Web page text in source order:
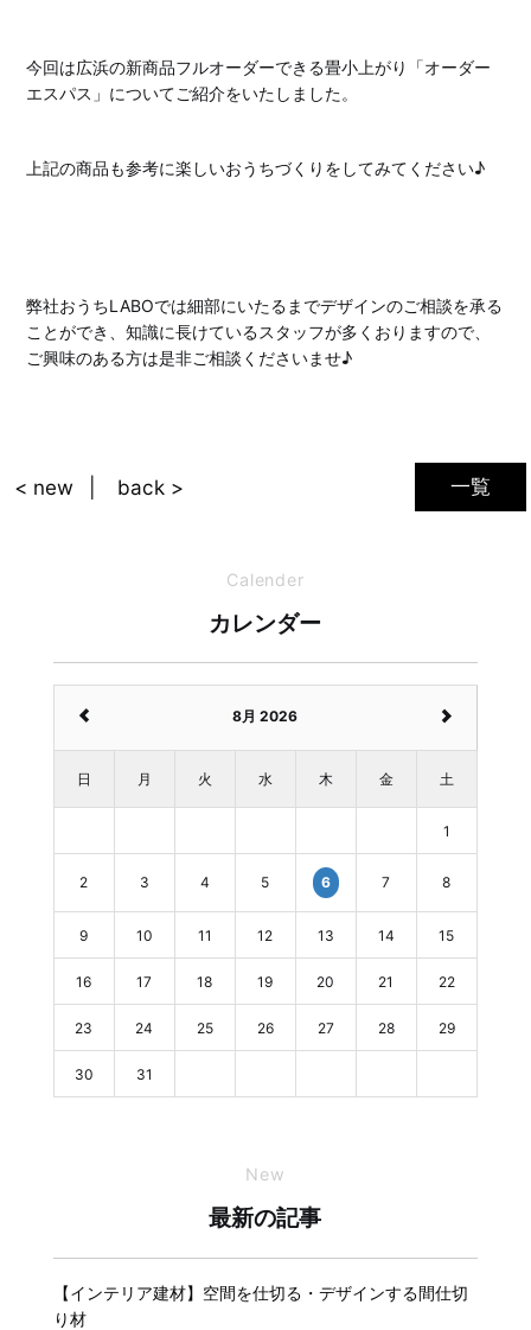
今回は広浜の新商品フルオーダーできる畳小上がり「オーダー
エスパス」についてご紹介をいたしました。
上記の商品も参考に楽しいおうちづくりをしてみてください♪
弊社おうちLABOでは細部にいたるまでデザインのご相談を承る
ことができ、知識に長けているスタッフが多くおりますので、
ご興味のある方は是非ご相談くださいませ♪
一覧
< new back >
Calender
カレンダー
8月 2026
日 月 火 水 木 金 土
1
2 3 4 5 6 7 8
9 10 11 12 13 14 15
16 17 18 19 20 21 22
23 24 25 26 27 28 29
30 31
New
最新の記事
【インテリア建材】空間を仕切る・デザインする間仕切
り材